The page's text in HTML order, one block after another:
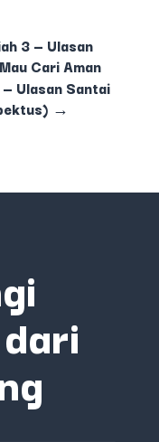
3 — Ulasan
Cari Aman
— Ulasan Santai
→